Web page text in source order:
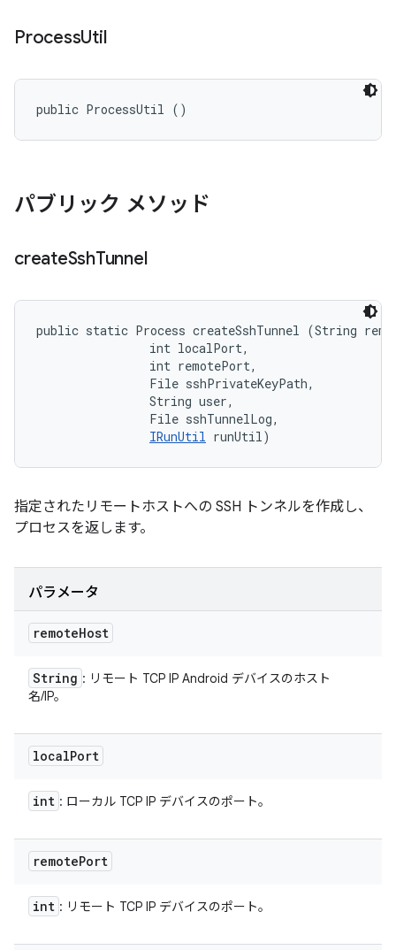
ProcessUtil
public ProcessUtil ()
パブリック メソッド
createSshTunnel
public static Process createSshTunnel (String
                int localPort,
                int remotePort,
                File sshPrivateKeyPath,
                String user,
                File sshTunnelLog,
IRunUtil runUtil)
指定されたリモートホストへの SSH トンネルを作成し、
プロセスを返します。
パラメータ
remoteHost
String : リモート TCP IP Android デバイスのホスト
名/IP。
localPort
int : ローカル TCP IP デバイスのポート。
remotePort
int : リモート TCP IP デバイスのポート。